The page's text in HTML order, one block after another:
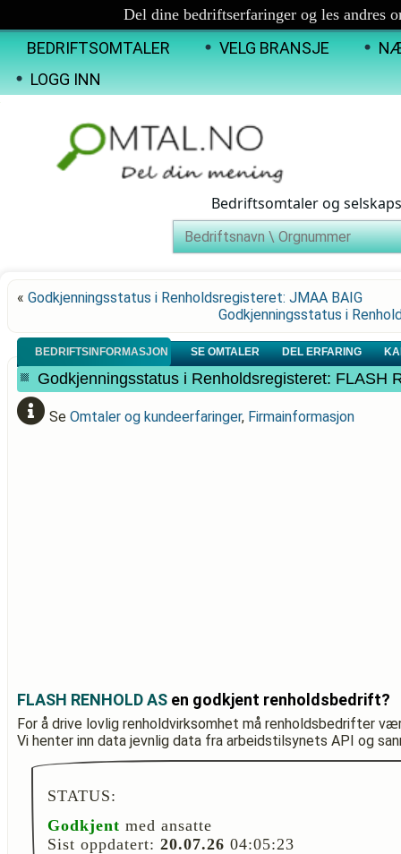
Del dine bedriftserfaringer og les andres
BEDRIFTSOMTALER VELG BRANSJE
LOGG INN
Bedriftsomtaler og
« Godkjenningsstatus i Renholdsregisteret: JMAA BAIG
Godkjenningsstatus i
BEDRIFTSINFORMASJON SE OMTALER DEL ERFARING
Godkjenningsstatus i Renholdsregisteret: FLASH
Se Omtaler og kundeerfaringer, Firmainformasjon
FLASH RENHOLD AS en godkjent renholdsbedrift?
For å drive lovlig renholdvirksomhet må renholdsbedrifter
Vi henter inn data jevnlig data fra arbeidstilsynets API og
STATUS:
Godkjent med ansatte
Sist oppdatert: 20.07.26 04:05:23